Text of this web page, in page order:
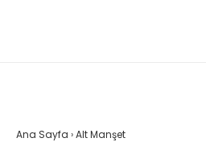
Ana Sayfa ›Alt Manşet